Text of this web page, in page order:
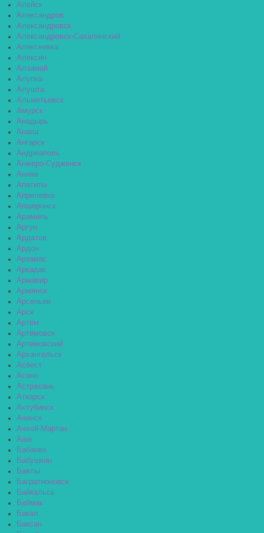
Алейск
Александров
Александровск
Александровск-Сахалинский
Алексеевка
Алексин
Алзамай
Алупка
Алушта
Альметьевск
Амурск
Анадырь
Анапа
Ангарск
Андреаполь
Анжеро-Судженск
Анива
Апатиты
Апрелевка
Апшеронск
Арамиль
Аргун
Ардатов
Ардон
Арзамас
Аркадак
Армавир
Армянск
Арсеньев
Арск
Артём
Артёмовск
Артёмовский
Архангельск
Асбест
Асино
Астрахань
Аткарск
Ахтубинск
Ачинск
Ачхой-Мартан
Аша
Бабаево
Бабушкин
Бавлы
Багратионовск
Байкальск
Баймак
Бакал
Баксан